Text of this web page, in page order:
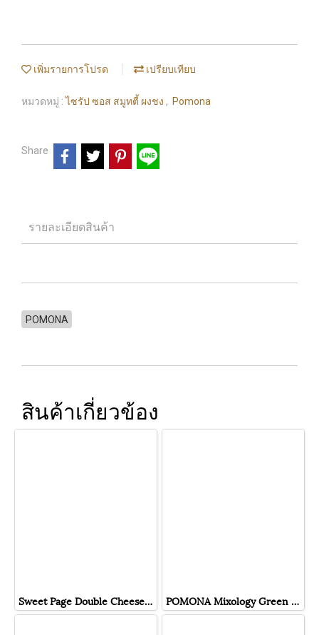
เพิ่มรายการโปรด เปรียบเทียบ
หมวดหมู่ :ไซรัป ซอส สมูทตี้ ผงชง , Pomona
Share
รายละเอียดสินค้า
POMONA
สินค้าเกี่ยวข้อง
Sweet Page Double Cheese Cream Foam ผงครีมชีส สวีทเพจ POMONA Mixology Green Apple ไซรัป มิกซ์โซโลจี้ กรีนแอปเปิ้ล โพโมนา